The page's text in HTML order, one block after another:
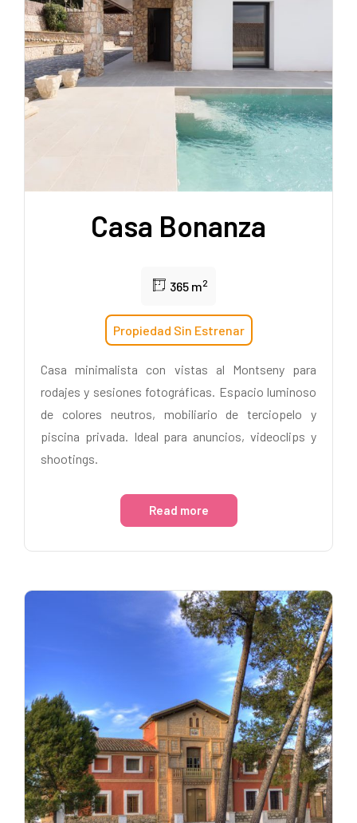
Casa Bonanza
365 m2
Propiedad Sin Estrenar
Casa minimalista con vistas al Montseny para
rodajes y sesiones fotográficas. Espacio luminoso
de colores neutros, mobiliario de terciopelo y
piscina privada. Ideal para anuncios, videoclips y
shootings.
Read more